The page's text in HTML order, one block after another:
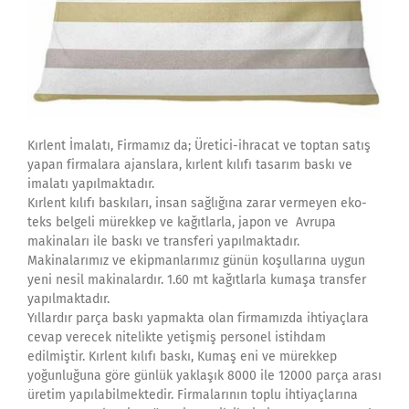
Kırlent İmalatı, Firmamız da; Üretici-ihracat ve toptan satış
yapan firmalara ajanslara, kırlent kılıfı tasarım baskı ve
imalatı yapılmaktadır.
Kırlent kılıfı baskıları, insan sağlığına zarar vermeyen eko-
teks belgeli mürekkep ve kağıtlarla, japon ve Avrupa
makinaları ile baskı ve transferi yapılmaktadır.
Makinalarımız ve ekipmanlarımız günün koşullarına uygun
yeni nesil makinalardır. 1.60 mt kağıtlarla kumaşa transfer
yapılmaktadır.
Yıllardır parça baskı yapmakta olan firmamızda ihtiyaçlara
cevap verecek nitelikte yetişmiş personel istihdam
edilmiştir. Kırlent kılıfı baskı, Kumaş eni ve mürekkep
yoğunluğuna göre günlük yaklaşık 8000 ile 12000 parça arası
üretim yapılabilmektedir. Firmalarının toplu ihtiyaçlarına